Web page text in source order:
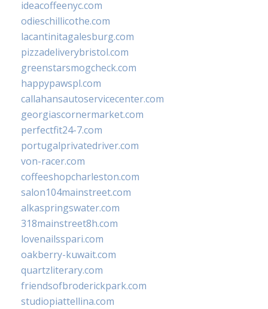
ideacoffeenyc.com
odieschillicothe.com
lacantinitagalesburg.com
pizzadeliverybristol.com
greenstarsmogcheck.com
happypawspl.com
callahansautoservicecenter.com
georgiascornermarket.com
perfectfit24-7.com
portugalprivatedriver.com
von-racer.com
coffeeshopcharleston.com
salon104mainstreet.com
alkaspringswater.com
318mainstreet8h.com
lovenailsspari.com
oakberry-kuwait.com
quartzliterary.com
friendsofbroderickpark.com
studiopiattellina.com